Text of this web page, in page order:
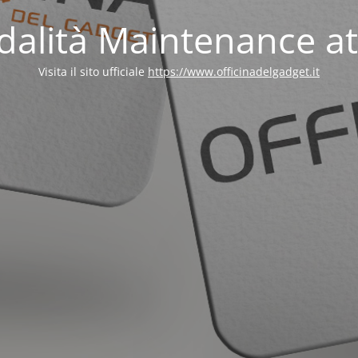
Maintenance
Visita il sito ufficiale https://www.officinadelgadget.it